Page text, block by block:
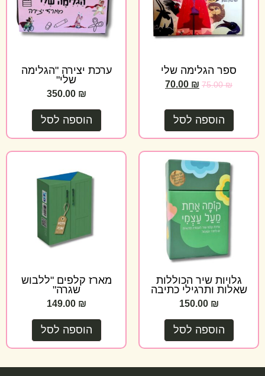
ספר הגלימה שלי
75.00₪
70.00 ₪
הוספה לסל
ערכת יצירה "הגלימה
שלי"
350.00 ₪
הוספה לסל
גלויות שיר הכוללות
שאלות ותרגילי כתיבה
150.00 ₪
הוספה לסל
מארז קלפים "ללבוש
שגרה"
149.00 ₪
הוספה לסל